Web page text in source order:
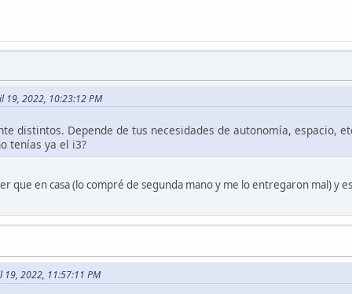
19, 2022, 10:23:12 PM
distintos. Depende de tus necesidades de autonomía, espacio,
tenías ya el i3?
que en casa (lo compré de segunda mano y me lo entregaron mal) y
19, 2022, 11:57:11 PM